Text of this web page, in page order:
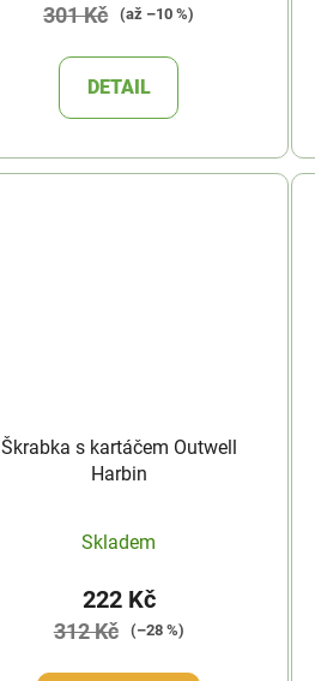
301 Kč (až –10 %)
DETAIL
Škrabka s kartáčem Outwell
Harbin
Skladem
222 Kč
312 Kč (–28 %)